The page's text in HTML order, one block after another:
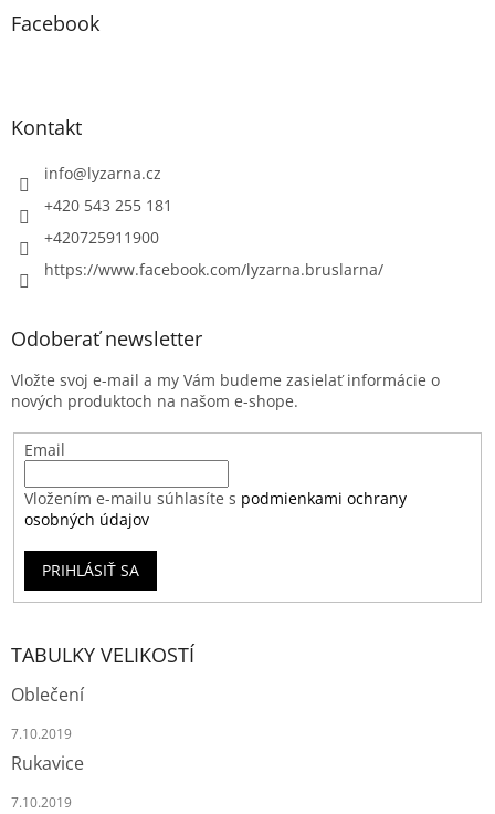
Facebook
Kontakt
info@lyzarna.cz
+420 543 255 181
+420725911900
https://www.facebook.com/lyzarna.bruslarna/
Odoberať newsletter
Vložte svoj e-mail a my Vám budeme zasielať informácie o
nových produktoch na našom e-shope.
Email
Vložením e-mailu súhlasíte s podmienkami ochrany
osobných údajov
PRIHLÁSIŤ SA
TABULKY VELIKOSTÍ
Oblečení
7.10.2019
Rukavice
7.10.2019